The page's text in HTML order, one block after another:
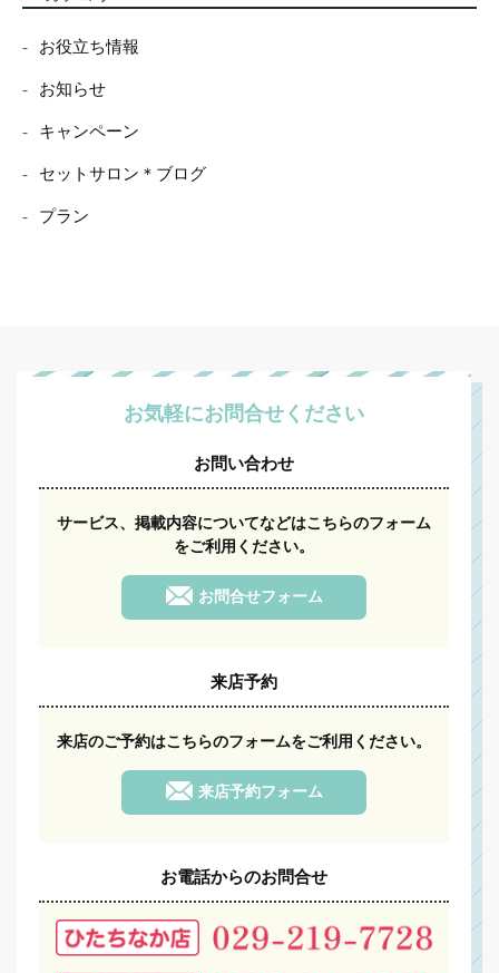
お役立ち情報
お知らせ
キャンペーン
セットサロン＊ブログ
プラン
お気軽にお問合せください
お問い合わせ
サービス、掲載内容についてなどはこちらのフォーム
をご利用ください。
お問合せフォーム
来店予約
来店のご予約はこちらのフォームをご利用ください。
来店予約フォーム
お電話からのお問合せ